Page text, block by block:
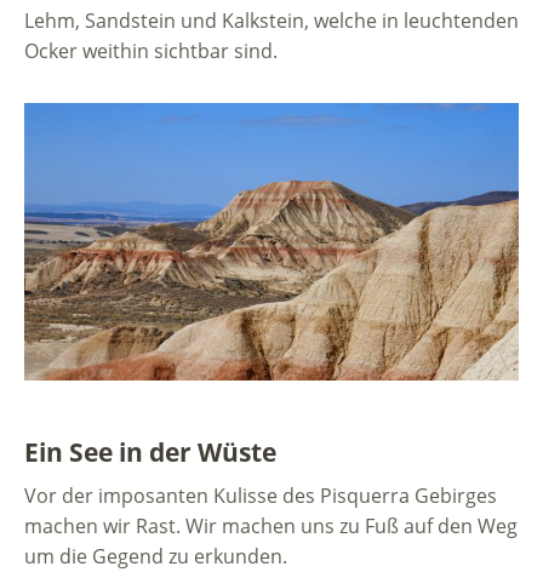
Lehm, Sandstein und Kalkstein, welche in leuchtenden
Ocker weithin sichtbar sind.
Ein See in der Wüste
Vor der imposanten Kulisse des Pisquerra Gebirges
machen wir Rast. Wir machen uns zu Fuß auf den Weg
um die Gegend zu erkunden.